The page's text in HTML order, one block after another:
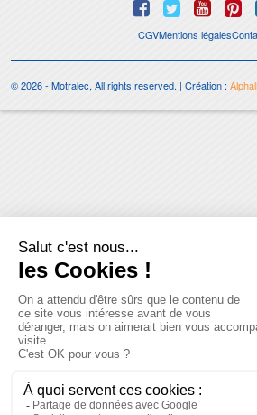
CGVMentions légales
© 2026 - Motralec, All rights reserved. | Création :